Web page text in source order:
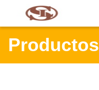
Productos